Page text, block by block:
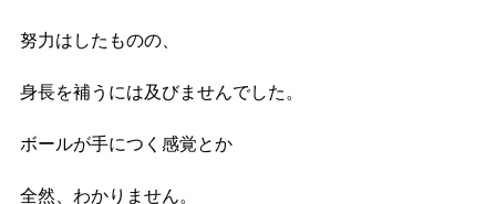
努力はしたものの、
身長を補うには及びませんでした。
ボールが手につく感覚とか
全然、わかりません。